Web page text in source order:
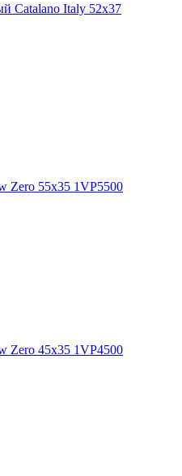
Catalano Italy 52x37
Zero 55x35 1VP5500
Zero 45x35 1VP4500